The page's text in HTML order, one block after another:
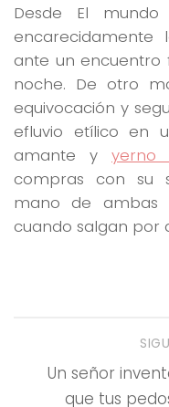
Desde El
encarecidamente
ante un encuentro
noche. De otro
equivocación y
efluvio etílico en
amante y yerno
compras con su
mano de ambas
cuando salgan por
Un señor
que tus